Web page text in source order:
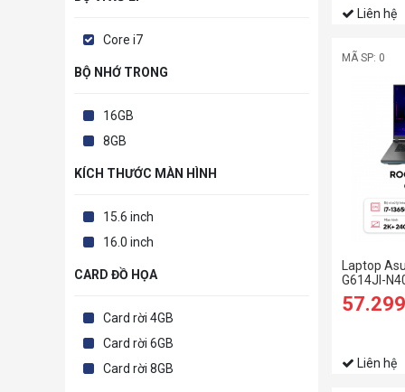
Core i7
BỘ NHỚ TRONG
16GB
8GB
KÍCH THƯỚC MÀN HÌNH
15.6 inch
16.0 inch
CARD ĐỒ HỌA
Card rời 4GB
Card rời 6GB
Card rời 8GB
Liên hệ
MÃ SP: 0
Laptop
G614JI-
13650HX/
SSD/16
Liên hệ